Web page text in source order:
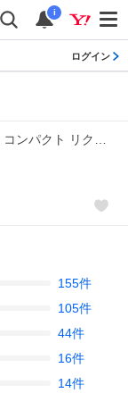
i
ログイン
155件
105件
44件
16件
14件